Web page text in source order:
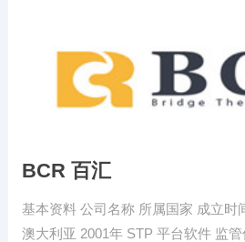
BCR 百汇
基本资料 公司名称 所属国家 成立时
澳大利亚 2001年 STP 平台软件 监